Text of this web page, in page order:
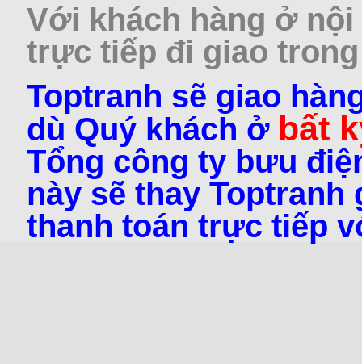
Với khách hàng ở
trực tiếp đi giao trong
Toptranh sẽ giao
dù Quý khách ở bất
Tổng công ty bưu
này sẽ thay
thanh toán trực tiếp